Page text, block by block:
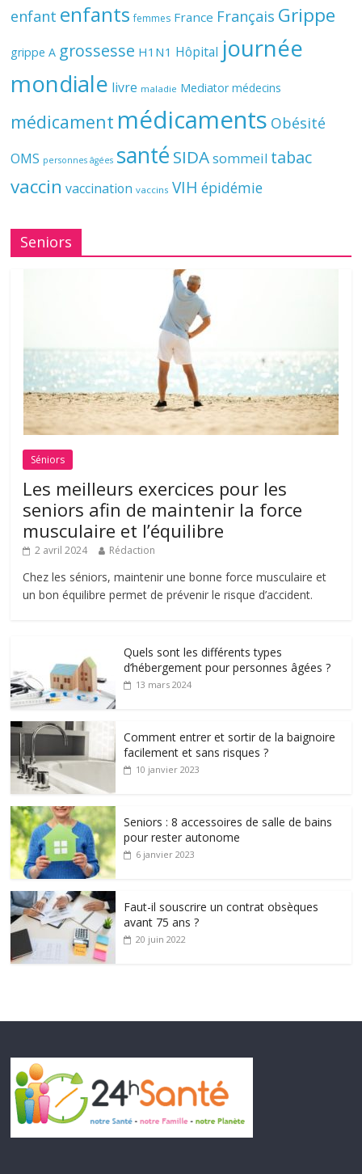
enfant enfants femmes France Français Grippe
grippe A grossesse H1N1 Hôpital journée
mondiale livre maladie Mediator médecins
médicament médicaments Obésité
OMS personnes âgées santé SIDAsommeil tabac
vaccin vaccination vaccins VIH épidémie
Seniors
Séniors
Les meilleurs exercices pour les
seniors afin de maintenir la force
musculaire et l’équilibre
2 avril 2024 Rédaction
Chez les séniors, maintenir une bonne force musculaire et
un bon équilibre permet de prévenir le risque d’accident.
Quels sont les différents types
d’hébergement pour personnes âgées ?
13 mars 2024
Comment entrer et sortir de la baignoire
facilement et sans risques ?
10 janvier 2023
Seniors : 8 accessoires de salle de bains
pour rester autonome
6 janvier 2023
Faut-il souscrire un contrat obsèques
avant 75 ans ?
20 juin 2022